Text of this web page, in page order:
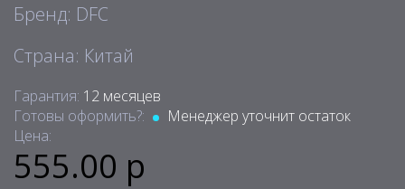
Бренд: DFC
Страна: Китай
Гарантия: 12 месяцев
Готовы оформить?:
Менеджер уточнит остаток
Цена:
555.00 р